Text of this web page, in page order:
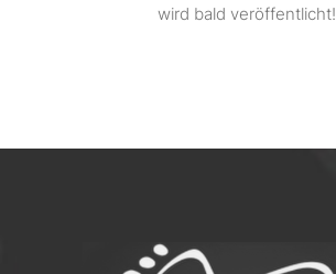
wird bald veröffentlicht!